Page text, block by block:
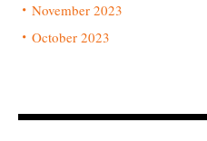
November 2023
October 2023